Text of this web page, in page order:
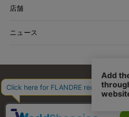
店舗
ニュース
お問い合わせ 利用規約 会社概要